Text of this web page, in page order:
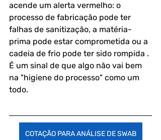
acende um alerta vermelho: o
processo de fabricação pode ter
falhas de sanitização, a matéria-
prima pode estar comprometida ou a
cadeia de frio pode ter sido rompida .
É um sinal de que algo não vai bem
na "higiene do processo" como um
todo.
COTAÇÃO PARA ANÁLISE DE SWAB